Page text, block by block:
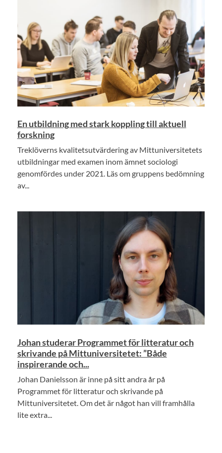
En utbildning med stark koppling till aktuell
forskning
Treklöverns kvalitetsutvärdering av Mittuniversitetets
utbildningar med examen inom ämnet sociologi
genomfördes under 2021. Läs om gruppens bedömning
av...
Johan studerar Programmet för litteratur och
skrivande på Mittuniversitetet: ”Både
inspirerande och...
Johan Danielsson är inne på sitt andra år på
Programmet för litteratur och skrivande på
Mittuniversitetet. Om det är något han vill framhålla
lite extra...